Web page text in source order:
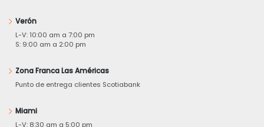
Verón
L-V: 10:00 am a 7:00 pm
S: 9:00 am a 2:00 pm
Zona Franca Las Américas
Punto de entrega clientes Scotiabank
Miami
L-V: 8:30 am a 5:00 pm